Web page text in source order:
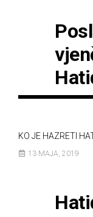
KO JE HAZRETI
13 MAJA, 2019